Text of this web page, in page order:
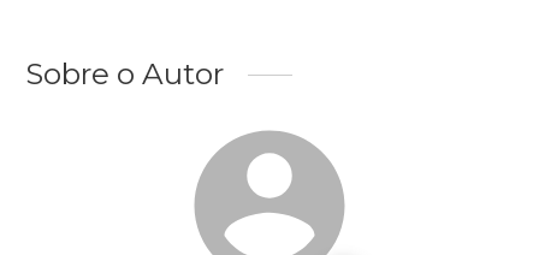
Sobre o Autor